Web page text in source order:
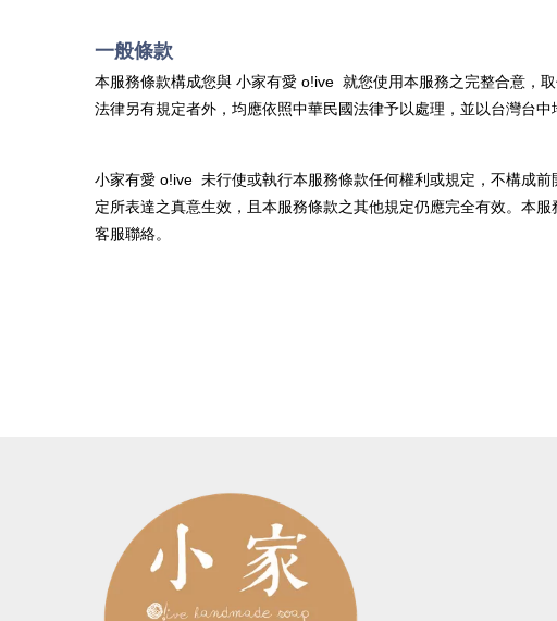
一般條款
本服務條款構成您與 小家有愛 o!ive 就您使用本服務之完整合意，
法律另有規定者外，均應依照中華民國法律予以處理，並以台灣台中
小家有愛 o!ive 未行使或執行本服務條款任何權利或規定，不構成
定所表達之真意生效，且本服務條款之其他規定仍應完全有效。本
客服聯絡。